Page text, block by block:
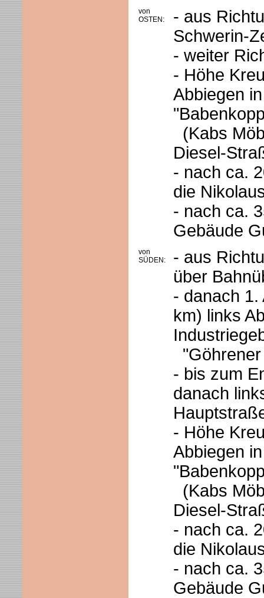
von
OSTEN:
- aus
Schwerin-
- weiter
- Höhe
Abbiegen
(Kabs
Diesel-
- nach ca.
die
- nach ca.
Gebäude
von
SÜDEN:
- aus
über
- danach 1.
km) links
- bis zum
danach
- Höhe
Abbiegen
(Kabs
Diesel-
- nach ca.
die
- nach ca.
Gebäude